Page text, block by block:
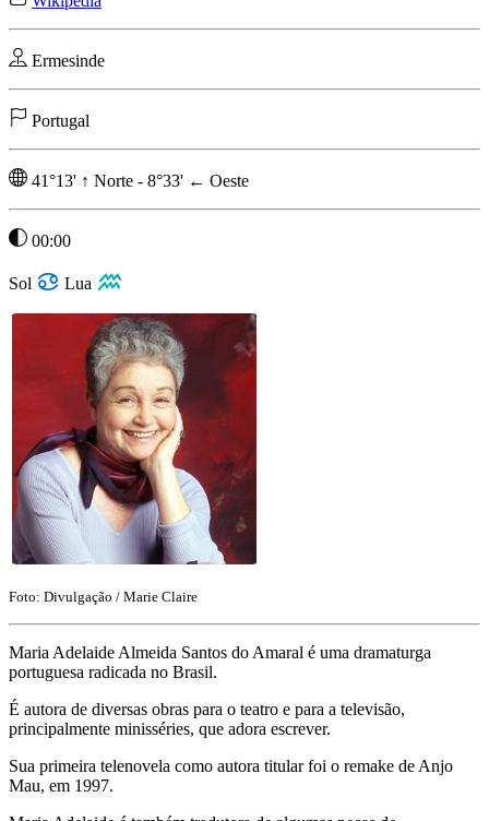
Ermesinde
Portugal
41°13' ↑ Norte - 8°33' ← Oeste
00:00
Sol Lua
Foto: Divulgação / Marie Claire
Maria Adelaide Almeida Santos do Amaral é uma dramaturga
portuguesa radicada no Brasil.
É autora de diversas obras para o teatro e para a televisão,
principalmente minisséries, que adora escrever.
Sua primeira telenovela como autora titular foi o remake de Anjo
Mau, em 1997.